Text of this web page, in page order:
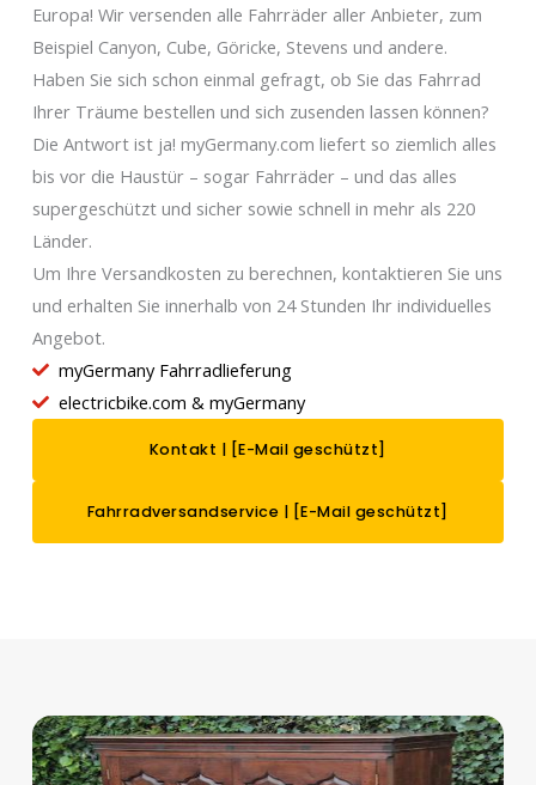
Europa! Wir versenden alle Fahrräder aller Anbieter, zum
Beispiel Canyon, Cube, Göricke, Stevens und andere.
Haben Sie sich schon einmal gefragt, ob Sie das Fahrrad
Ihrer Träume bestellen und sich zusenden lassen können?
Die Antwort ist ja! myGermany.com liefert so ziemlich alles
bis vor die Haustür – sogar Fahrräder – und das alles
supergeschützt und sicher sowie schnell in mehr als 220
Länder.
Um Ihre Versandkosten zu berechnen, kontaktieren Sie uns
und erhalten Sie innerhalb von 24 Stunden Ihr individuelles
Angebot.
myGermany Fahrradlieferung
electricbike.com & myGermany
Kontakt | [E-Mail geschützt]
Fahrradversandservice | [E-Mail geschützt]